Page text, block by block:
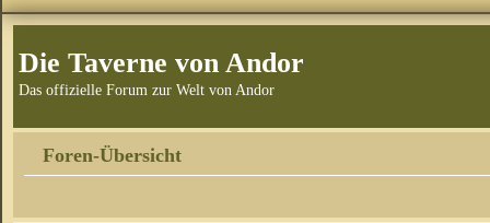
Die Taverne von Andor
Das offizielle Forum zur Welt von Andor
Foren-Übersicht